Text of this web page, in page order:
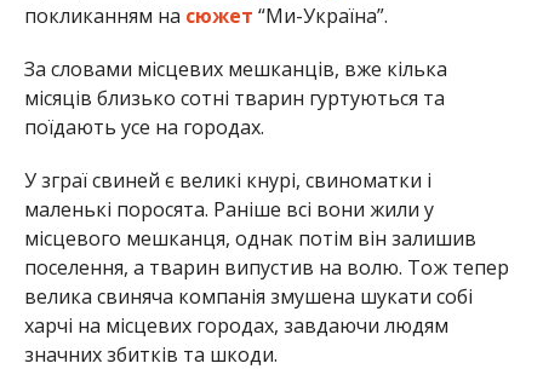
покликанням на сюжет “Ми-Україна”.
За словами місцевих мешканців, вже кілька
місяців близько сотні тварин гуртуються та
поїдають усе на городах.
У зграї свиней є великі кнурі, свиноматки і
маленькі поросята. Раніше всі вони жили у
місцевого мешканця, однак потім він залишив
поселення, а тварин випустив на волю. Тож тепер
велика свиняча компанія змушена шукати собі
харчі на місцевих городах, завдаючи людям
значних збитків та шкоди.